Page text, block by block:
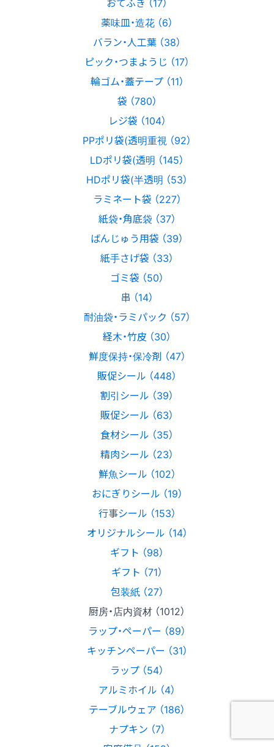
薬味皿・造花 （6）
バラン・人工葉 （38）
ピック・つまようじ （17）
輪ゴム・蓋テープ （11）
袋 （780）
レジ袋 （104）
PPポリ袋(透明重視 （92）
LDポリ袋(透明 （145）
HDポリ袋(半透明 （53）
ラミネート袋 （227）
紙袋・角底袋 （37）
ばんじゅう用袋 （39）
紙手さげ袋 （33）
ゴミ袋 （50）
串 （14）
耐油袋・ラミパック （57）
経木・竹皮 （30）
鮮度保持・保冷剤 （47）
販促シール （448）
割引シール （39）
販促シール （63）
食材シール （35）
精肉シール （23）
鮮魚シール （102）
おにぎりシール （19）
行事シール （153）
オリジナルシール （14）
ギフト （98）
ギフト （71）
包装紙 （27）
厨房・店内資材 （1012）
ラップ・ペーパー （89）
キッチンペーパー （31）
ラップ （54）
アルミホイル （4）
テーブルウェア （186）
ナプキン （7）